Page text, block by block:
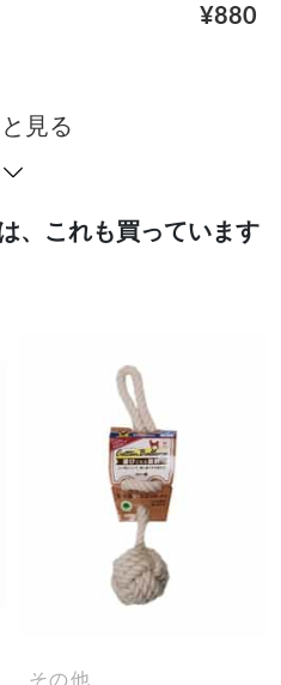
¥880
見る
、これも買っています
その他